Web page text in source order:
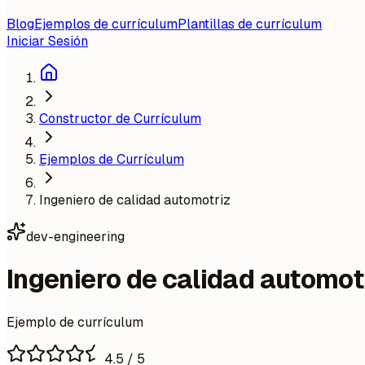
BlogEjemplos de currículumPlantillas de currículum
Iniciar Sesión
Constructor de Currículum
Ejemplos de Currículum
Ingeniero de calidad automotriz
dev-engineering
Ingeniero de calidad
Ejemplo de currículum
4.5 / 5